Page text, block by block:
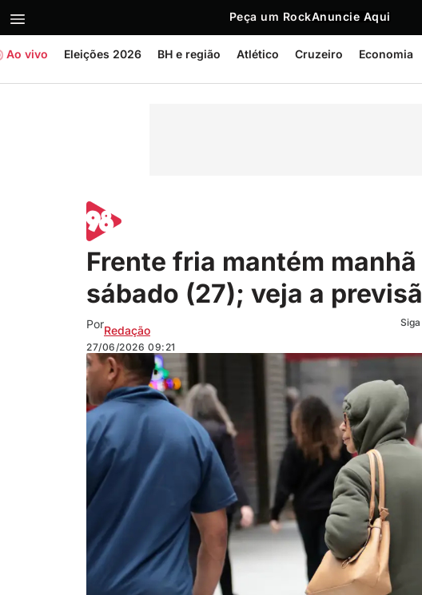
Peça um RockAnuncie Aqui
Ao vivo Eleições 2026 BH e região Atlético Cruzeiro Economia
Frente fria mantém
sábado (27); veja a
PorRedação
27/06/2026 09:21